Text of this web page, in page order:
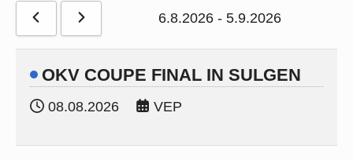
6.8.2026 - 5.9.2026
OKV COUPE FINAL IN SULGEN
08.08.2026 VEP